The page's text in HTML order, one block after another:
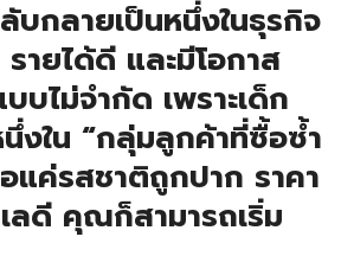
บกลายเป็นหนึ่งในธุรกิจ
ายได้ดี และมีโอกาส
บไม่จำกัด เพราะเด็ก
งใน “กลุ่มลูกค้าที่ซื้อซ้ำ
แค่รสชาติถูกปาก ราคา
ลดี คุณก็สามารถเริ่ม